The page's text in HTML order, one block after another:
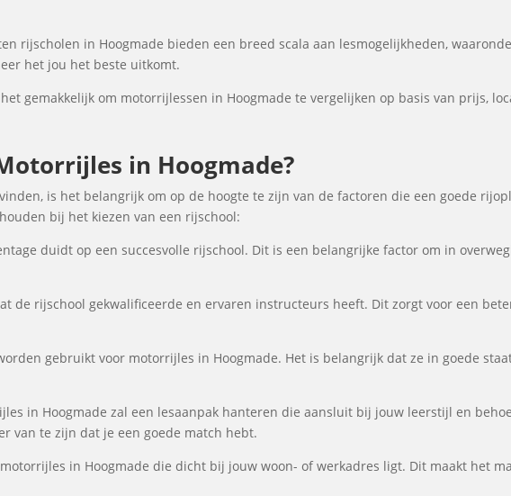
rijscholen in Hoogmade bieden een breed scala aan lesmogelijkheden,
het jou het beste uitkomt.
gemakkelijk om motorrijlessen in Hoogmade te vergelijken op basis van prijs,
in Hoogmade?
is het belangrijk om op de hoogte te zijn van de factoren die een goede
bij het kiezen van een rijschool:
duidt op een succesvolle rijschool. Dit is een belangrijke factor om in
de rijschool gekwalificeerde en ervaren instructeurs heeft. Dit zorgt voor een
gebruikt voor motorrijles in Hoogmade. Het is belangrijk dat ze in goede
in Hoogmade zal een lesaanpak hanteren die aansluit bij jouw leerstijl en
van te zijn dat je een goede match hebt.
in Hoogmade die dicht bij jouw woon- of werkadres ligt. Dit maakt het